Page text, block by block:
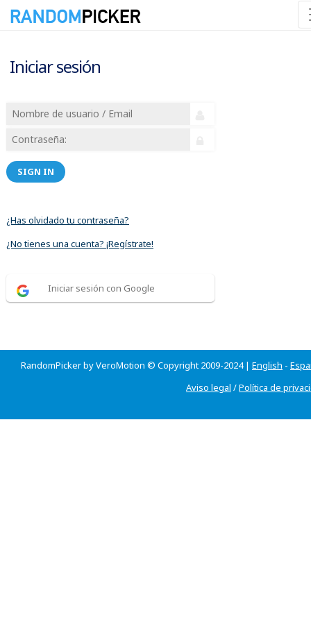
Iniciar sesión
SIGN IN
¿Has olvidado tu contraseña?
¿No tienes una cuenta? ¡Regístrate!
Iniciar sesión con Google
RandomPicker by VeroMotion © Copyright 2009-2024 | English -
Aviso legal /Política de